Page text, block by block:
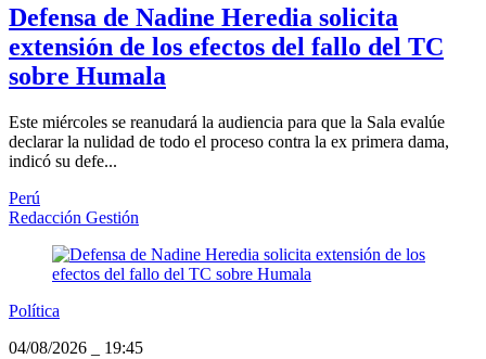
Defensa de Nadine Heredia solicita
extensión de los efectos del fallo del TC
sobre Humala
Este miércoles se reanudará la audiencia para que la Sala evalúe
declarar la nulidad de todo el proceso contra la ex primera dama,
indicó su defe...
Perú
Redacción Gestión
Política
04/08/2026
19:45